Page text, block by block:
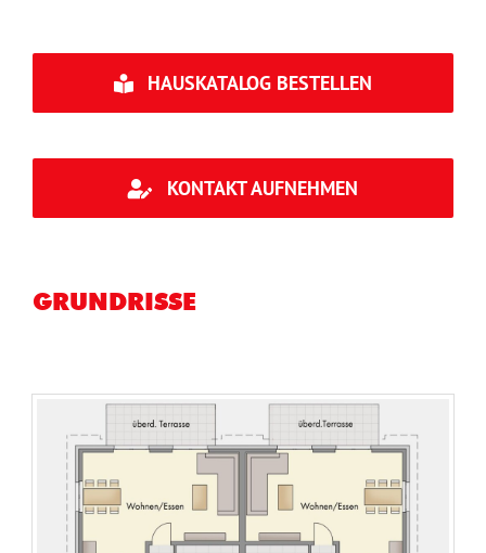
HAUSKATALOG BESTELLEN
KONTAKT AUFNEHMEN
GRUNDRISSE